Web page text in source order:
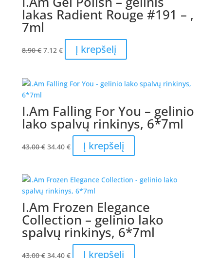
lakas Radient Rouge #191 – ,
7ml
8.90€ Original
8.90 €.
7.12 €Current
price
7.12 €.
Į krepšelį
I.Am Falling For You – gelinio
lako spalvų rinkinys, 6*7ml
43.00€ Original
43.00 €.
34.40 €Current
price
34.40 €.
Į krepšelį
I.Am Frozen Elegance
Collection – gelinio lako
spalvų rinkinys, 6*7ml
43.00€ Original
34.40 €CurrentĮ krepšelį